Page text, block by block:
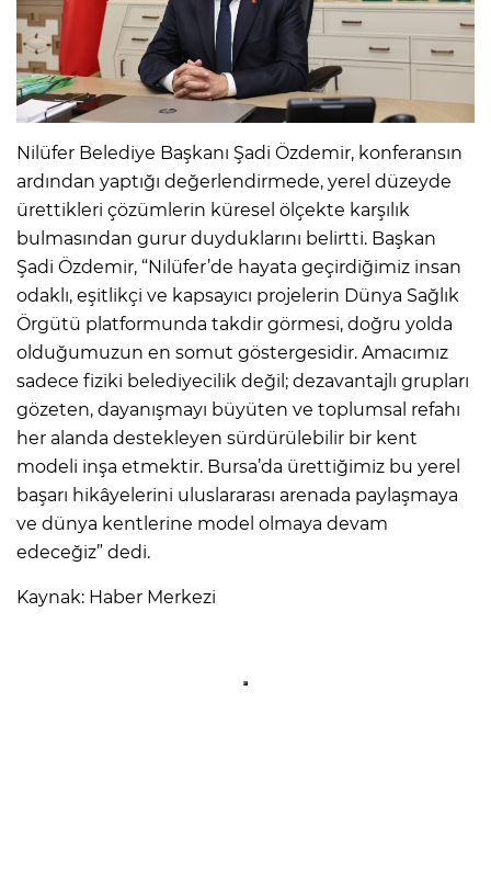
Nilüfer Belediye Başkanı Şadi Özdemir, konferansın
ardından yaptığı değerlendirmede, yerel düzeyde
ürettikleri çözümlerin küresel ölçekte karşılık
bulmasından gurur duyduklarını belirtti. Başkan
Şadi Özdemir, “Nilüfer’de hayata geçirdiğimiz insan
odaklı, eşitlikçi ve kapsayıcı projelerin Dünya Sağlık
Örgütü platformunda takdir görmesi, doğru yolda
olduğumuzun en somut göstergesidir. Amacımız
sadece fiziki belediyecilik değil; dezavantajlı grupları
gözeten, dayanışmayı büyüten ve toplumsal refahı
her alanda destekleyen sürdürülebilir bir kent
modeli inşa etmektir. Bursa’da ürettiğimiz bu yerel
başarı hikâyelerini uluslararası arenada paylaşmaya
ve dünya kentlerine model olmaya devam
edeceğiz” dedi.
Kaynak: Haber Merkezi